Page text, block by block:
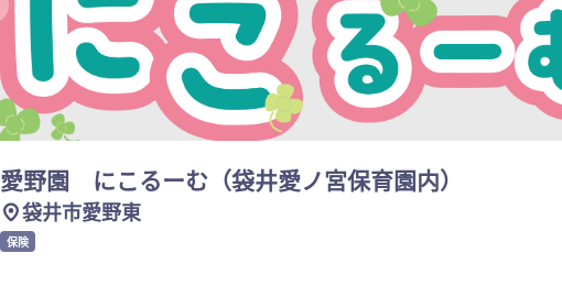
愛野園 にこるーむ（袋井愛ノ宮保育園内）
袋井市愛野東
保険